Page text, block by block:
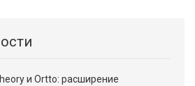
и Ortto: расширение